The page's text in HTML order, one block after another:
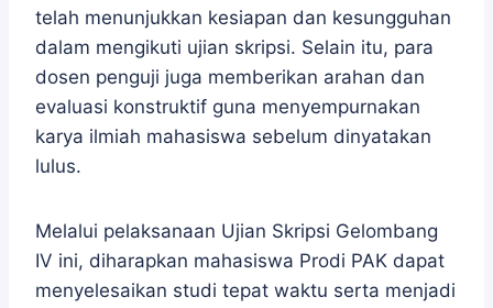
telah menunjukkan kesiapan dan kesungguhan
dalam mengikuti ujian skripsi. Selain itu, para
dosen penguji juga memberikan arahan dan
evaluasi konstruktif guna menyempurnakan
karya ilmiah mahasiswa sebelum dinyatakan
lulus.
Melalui pelaksanaan Ujian Skripsi Gelombang
IV ini, diharapkan mahasiswa Prodi PAK dapat
menyelesaikan studi tepat waktu serta menjadi